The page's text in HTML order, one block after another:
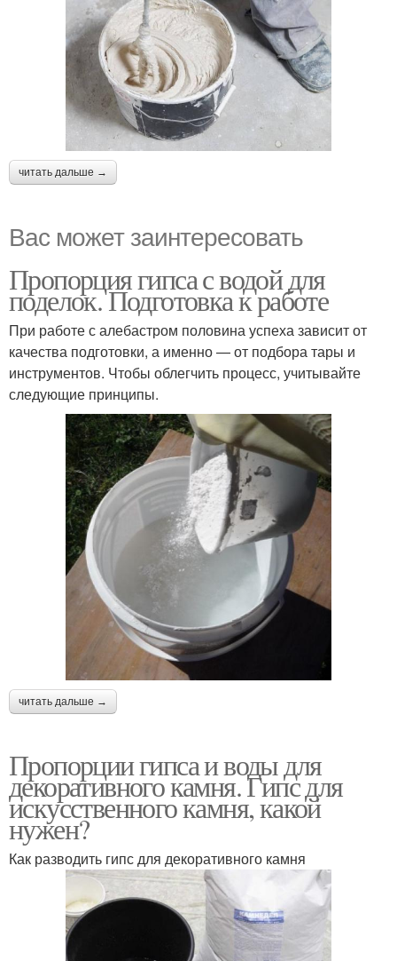
читать дальше →
Вас может заинтересовать
Пропорция гипса с водой для
поделок. Подготовка к работе
При работе с алебастром половина успеха зависит от
качества подготовки, а именно — от подбора тары и
инструментов. Чтобы облегчить процесс, учитывайте
следующие принципы.
читать дальше →
Пропорции гипса и воды для
декоративного камня. Гипс для
искусственного камня, какой
нужен?
Как разводить гипс для декоративного камня